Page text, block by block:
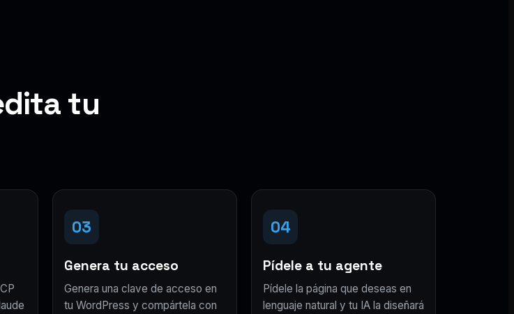
tu
03
Genera tu acceso
Genera una clave de acceso en
tu WordPress y compártela con
04
Pídele a tu agente
Pídele la página que deseas en
lenguaje natural y tu IA la diseñará